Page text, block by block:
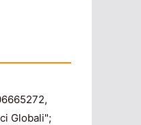
Globali";